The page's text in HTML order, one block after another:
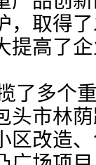
，取得
提高了
了多个
头市林
区改造